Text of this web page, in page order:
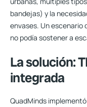
bandejas) y la
envases. Un escenario
no podía sostener a
La solución:
integrada
QuadMinds